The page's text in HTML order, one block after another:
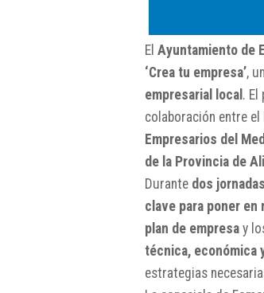
El Ayuntamiento de
‘Crea tu empresa’,
empresarial local . El
colaboración entre el
Empresarios del
de la Provincia de
Durante dos
clave para poner en
plan de empresa y
técnica, económica
estrategias